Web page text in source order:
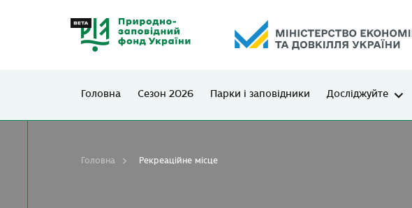
Головна Сезон 2026 Парки і заповідники Досліджуйте
Головна Рекреаційне місце